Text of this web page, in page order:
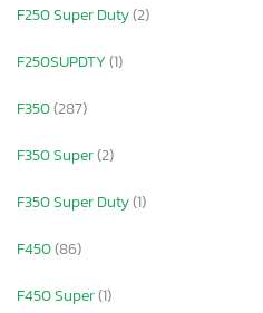
F250 Super Duty(2)
F250SUPDTY(1)
F350(287)
F350 Super(2)
F350 Super Duty(1)
F450(86)
F450 Super(1)